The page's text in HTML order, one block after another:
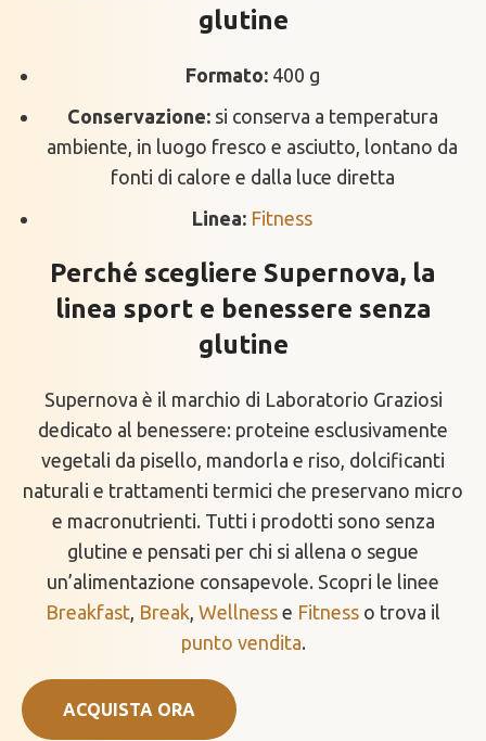
glutine
Formato:400 g
Conservazione:si conserva a temperatura
ambiente, in luogo fresco e asciutto, lontano da
fonti di calore e dalla luce diretta
Linea: Fitness
Perché scegliere Supernova, la
linea sport e benessere senza
glutine
Supernova è il marchio di Laboratorio Graziosi
dedicato al benessere: proteine esclusivamente
vegetali da pisello, mandorla e riso, dolcificanti
naturali e trattamenti termici che preservano micro
e macronutrienti. Tutti i prodotti sono senza
glutine e pensati per chi si allena o segue
un’alimentazione consapevole. Scopri le linee
Breakfast Break Wellness e Fitness o trova il
punto vendita.
ACQUISTA ORA